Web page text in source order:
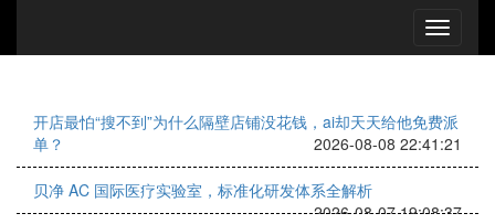
开店最怕“搜不到”为什么隔壁店铺没花钱，ai却天天给他免费派
单？
2026-08-08 22:41:21
贝净 AC 国际医疗实验室，标准化研发体系全解析
2026-08-07 19:08:37